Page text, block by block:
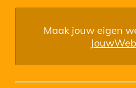
Maak jouw eigen
JouwWeb